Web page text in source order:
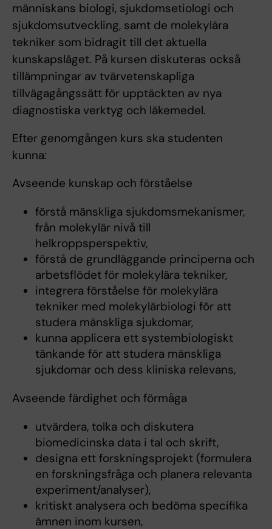
människans biologi, sjukdomsetiologi och
sjukdomsutveckling, samt de molekylära
tekniker som bidragit till det aktuella
kunskapsläget. På kursen diskuteras också
tillämpningar av tvärvetenskapliga
tillvägagångssätt för upptäckten av nya
diagnostiska verktyg och läkemedel.
Efter genomgången kurs ska studenten
kunna:
Avseende kunskap och förståelse
förstå mänskliga sjukdomsmekanismer,
från molekylär nivå till
helkroppsperspektiv,
förstå de grundläggande principerna och
arbetsflödet för molekylära tekniker,
integrera förståelse för molekylära
tekniker med molekylärbiologi för att
studera mänskliga sjukdomar,
kunna applicera ett systembiologiskt
tänkande för att studera mänskliga
sjukdomar och dess kliniska relevans,
Avseende färdighet och förmåga
utvärdera, tolka och diskutera
biomedicinska data i tal och skrift,
designa ett forskningsprojekt (formulera
en forskningsfråga och planera relevanta
experiment/analyser),
kritiskt analysera och bedöma specifika
ämnen inom kursen,